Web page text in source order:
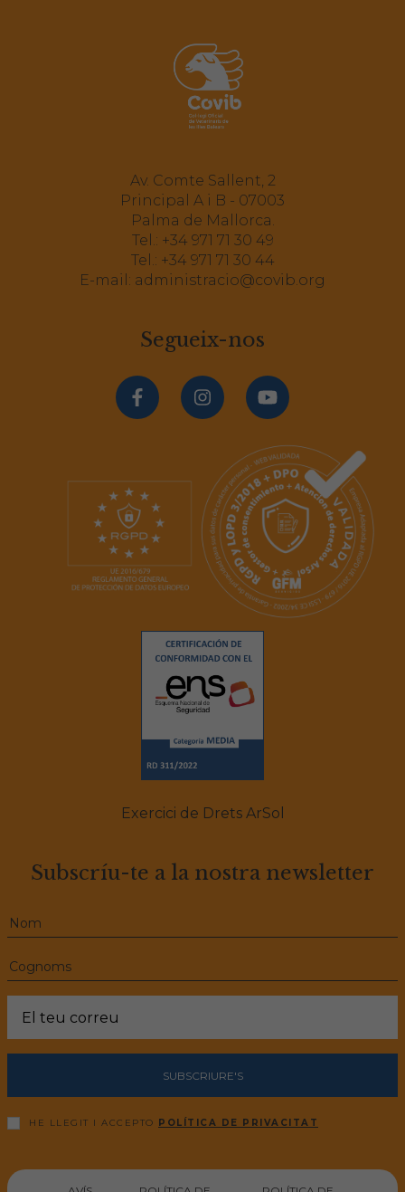
Av. Comte Sallent, 2
Principal A i B - 07003
Palma de Mallorca.
Tel.: +34 971 71 30 49
Tel.: +34 971 71 30 44
E-mail: administracio@covib.org
Segueix-nos
Exercici de Drets ArSol
Subscríu-te a la nostra newsletter
SUBSCRIURE'S
HE LLEGIT I ACCEPTO POLÍTICA DE PRIVACITAT